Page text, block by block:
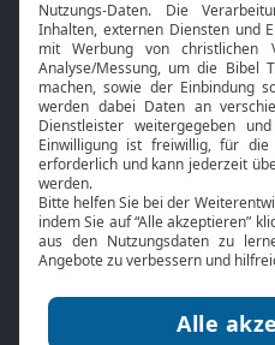
Bibel TV
Über uns
Jobs
Mediadaten